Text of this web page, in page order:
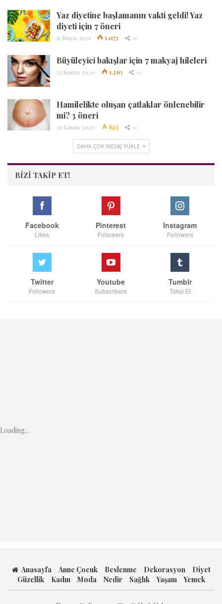
Yaz diyetine başlamanın vakti geldi! Yaz
diyeti için 7 öneri
11 Mayıs 2021 1.073 0
Büyüleyici bakışlar için 7 makyaj hileleri
25 Kasım 2020 1.310 0
Hamilelikte oluşan çatlaklar önlenebilir
mi? 3 öneri
21 Kasım 2020 623 0
DAHA ÇOK MESAJ YÜKLE
BIZI TAKIP ET!
Facebook
Likes
Pinterest
Followers
Instagram
Followers
Twitter
Followers
Youtube
Subscribers
Tumblr
Takip Et
Loading...
Anasayfa Anne Çocuk Beslenme Dekorasyon
Diyet
Güzellik
Kadın Moda Nedir Sağlık Yaşam Yemek